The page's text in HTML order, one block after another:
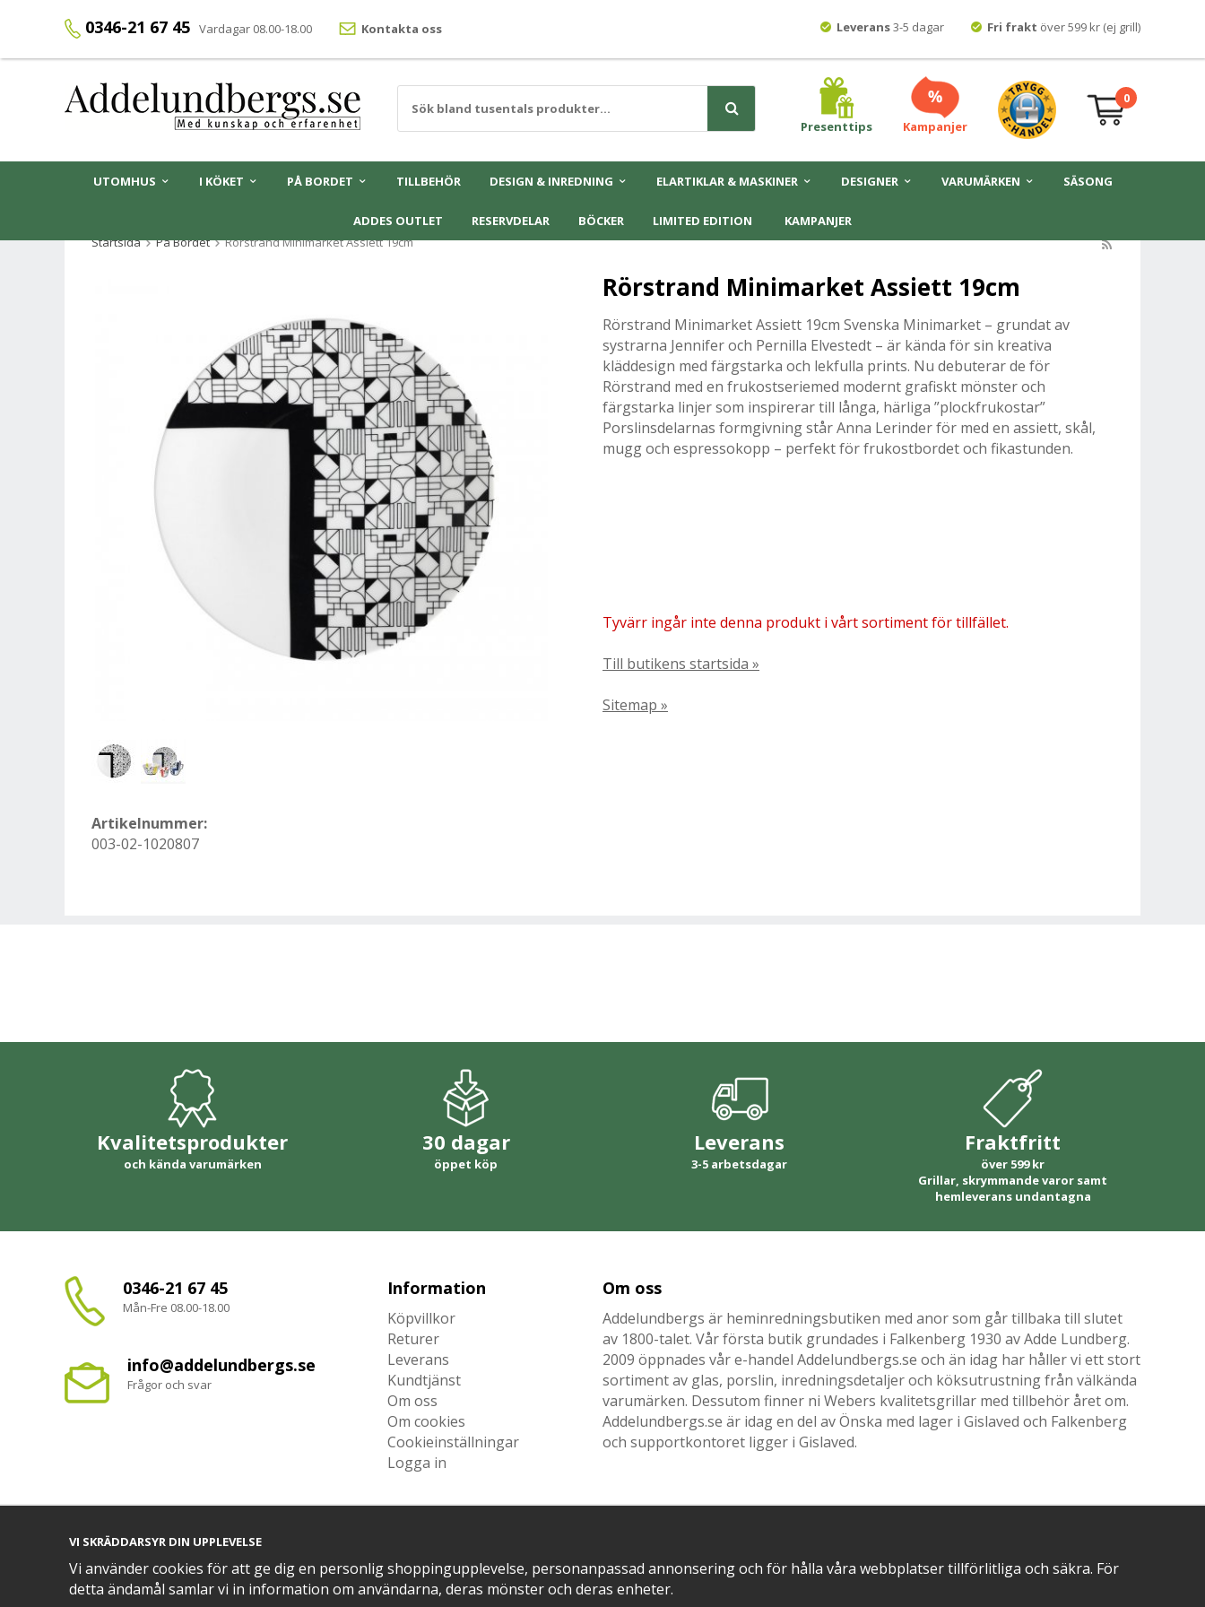
0346-21 67 45 Vardagar 08.00-18.00 Kontakta oss Leverans3-5 dagar Fri frakt över 599 kr (ej grill)
Presenttips Kampanjer
0
UTOMHUS I KÖKET PÅ BORDET TILLBEHÖR DESIGN & INREDNING ELARTIKLAR & MASKINER DESIGNER VARUMÄRKEN SÄSONG
ADDES OUTLET RESERVDELAR BÖCKER LIMITED EDITION
KAMPANJER
Startsida
På Bordet Rörstrand Minimarket Assiett 19cm
Rörstrand Minimarket Assiett 19cm
Rörstrand Minimarket Assiett 19cm Svenska Minimarket ­– grundat av
systrarna Jennifer och Pernilla Elvestedt – är kända för sin kreativa
kläddesign med färgstarka och lekfulla prints. Nu debuterar de för
Rörstrand med en frukostseriemed modernt grafiskt mönster och
färgstarka linjer som inspirerar till långa, härliga ”plockfrukostar”
Porslinsdelarnas formgivning står Anna Lerinder för med en assiett, skål,
mugg och espressokopp – perfekt för frukostbordet och fikastunden.
Tyvärr ingår inte denna produkt i vårt sortiment för tillfället.
Till butikens startsida »
Sitemap »
Artikelnummer:
003-02-1020807
Kvalitetsprodukter
och kända varumärken
30 dagar
öppet köp
Leverans
3-5 arbetsdagar
Fraktfritt
över 599 kr
Grillar, skrymmande varor samt
hemleverans undantagna
0346-21 67 45
Mån-Fre 08.00-18.00
info@addelundbergs.se
Frågor och svar
Information
Köpvillkor
Returer
Leverans
Kundtjänst
Om oss
Om cookies
Cookieinställningar
Logga in
Om oss
Addelundbergs är heminredningsbutiken med anor som går tillbaka till slutet
av 1800-talet. Vår första butik grundades i Falkenberg 1930 av Adde Lundberg.
2009 öppnades vår e-handel Addelundbergs.se och än idag har håller vi ett stort
sortiment av glas, porslin, inredningsdetaljer och köksutrustning från välkända
varumärken. Dessutom finner ni Webers kvalitetsgrillar med tillbehör året om.
Addelundbergs.se är idag en del av Önska med lager i Gislaved och Falkenberg
och supportkontoret ligger i Gislaved.
POSITIVA OMDÖMEN PÅ
VI SKRÄDDARSYR DIN UPPLEVELSE
Vi använder cookies för att ge dig en personlig shoppingupplevelse, personanpassad annonsering och för hålla våra webbplatser tillförlitliga och säkra. För
detta ändamål samlar vi in information om användarna, deras mönster och deras enheter.